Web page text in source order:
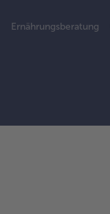
Ernährungsberatung